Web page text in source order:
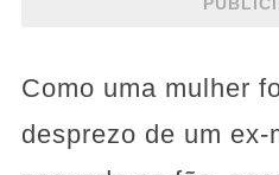
Como uma mulher
desprezo de um ex-